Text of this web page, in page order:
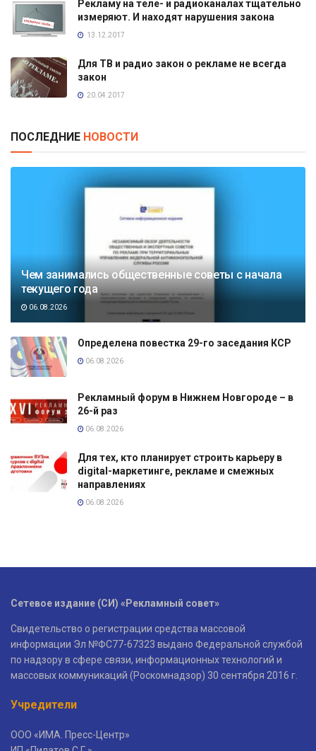
Рекламу на теле- и радиоканалах тщательно
измеряют. И находят нарушения закона
13.12.2017
Для ТВ и радио закон о рекламе не всегда
закон
20.04.2017
ПОСЛЕДНИЕ НОВОСТИ
Чем занимались общественные советы с начала
текущего года
06.08.2026
Определена повестка 29-го заседания КСР
06.08.2026
Рекламный форум в Нижнем Новгороде – в
26-й раз
06.08.2026
Для тех, кто планирует строить карьеру в
digital-маркетинге, рекламе и смежных
направлениях
06.08.2026
Сетевое издание (СИ) «Рекламный совет»
Свидетельство о регистрации средства массовой
информации Эл №ФС77-67323 выдано Федеральной службой
по надзору в сфере связи, информационных технологий и
массовых коммуникаций (Роскомнадзор) 30 сентября 2016 г.
Учредители
ООО «ИМА. Пресс-Центр»